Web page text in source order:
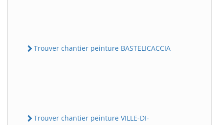
Trouver chantier peinture BASTELICACCIA
Trouver chantier peinture VILLE-DI-